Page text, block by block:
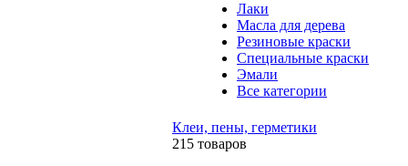
Лаки
Масла для дерева
Резиновые краски
Специальные краски
Эмали
Все категории
Клеи, пены, герметики
215 товаров